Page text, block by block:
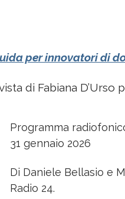
per innovatori di
di Fabiana
Programma
31 gennaio 2026
Di Daniele Bellasio e
Radio 24.